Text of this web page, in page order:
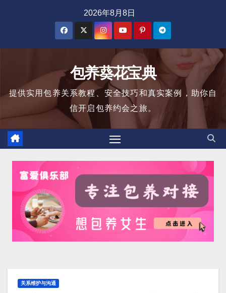
2026年8月8日
包养葵花宝典
提供实用包养关系教程、安全技巧和真实案例，助你自
信开启包养约会之旅。
关系维护与沟通